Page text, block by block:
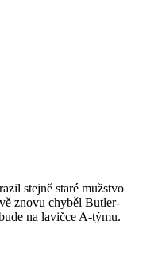
stejně staré mužstvo
znovu chyběl Butler-
na lavičce A-týmu.